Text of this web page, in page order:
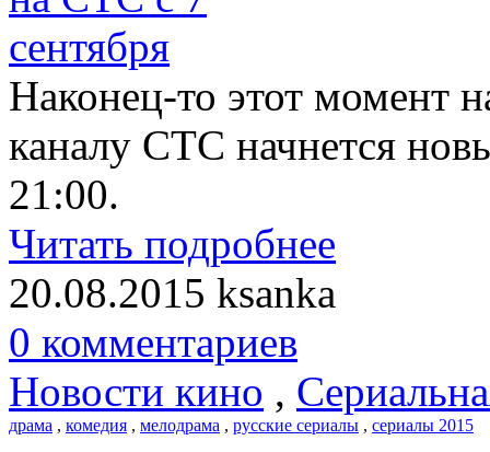
Наконец-то этот момент
каналу СТС начнется
21:00.
Читать подробнее
20.08.2015 ksanka
0 комментариев
Новости кино ,
драма , комедия , мелодрама , русские сериалы , сериалы 2015